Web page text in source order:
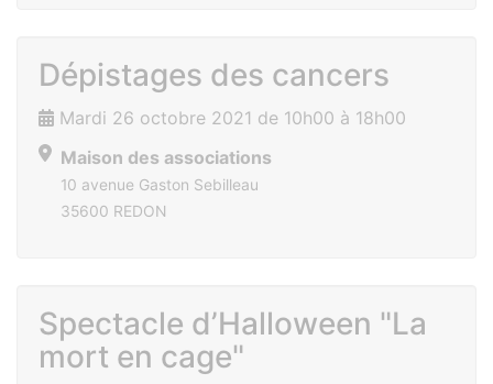
Dépistages des cancers
Mardi 26 octobre 2021 de 10h00 à 18h00
Maison des associations
10 avenue Gaston Sebilleau
35600 REDON
Spectacle d’Halloween "La
mort en cage"